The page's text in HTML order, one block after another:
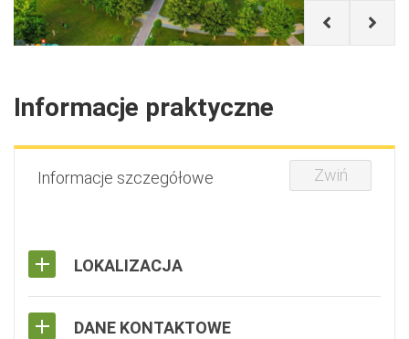
Informacje praktyczne
Informacje szczegółowe Zwiń
LOKALIZACJA
DANE KONTAKTOWE